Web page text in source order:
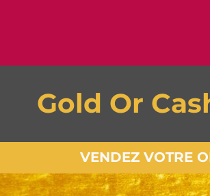
Gold Or
VENDEZ VOTRE